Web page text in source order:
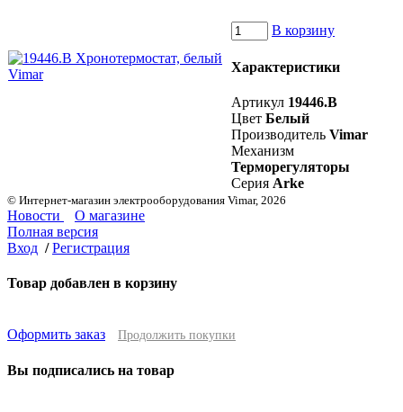
В корзину
Характеристики
Артикул 19446.B
Цвет Белый
Производитель Vimar
Механизм
Терморегуляторы
Серия Arke
© Интернет-магазин электрооборудования Vimar, 2026
Новости
О магазине
Полная версия
Вход / Регистрация
Товар добавлен в корзину
Оформить заказ Продолжить покупки
Вы подписались на товар